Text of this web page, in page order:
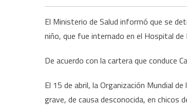
El Ministerio de Salud informó que se
niño, que fue internado en el Hospital
De acuerdo con la cartera que conduce
El 15 de abril, la Organización Mundial
grave, de causa desconocida, en chicos